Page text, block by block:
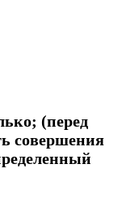
(перед
совершения